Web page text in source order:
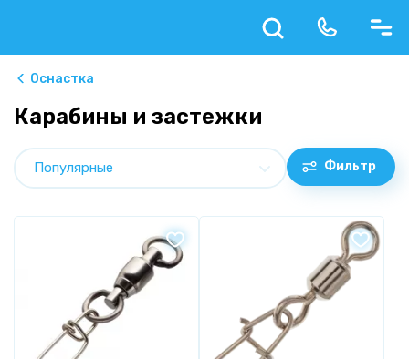
Оснастка
Карабины и застежки
Популярные Фильтр